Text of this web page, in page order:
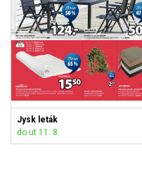
Jysk leták
do ut 11. 8.